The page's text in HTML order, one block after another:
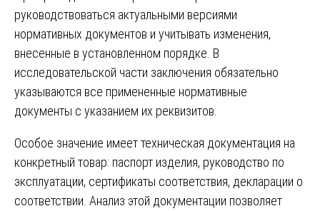
руководствоваться актуальными версиями
нормативных документов и учитывать изменения,
внесенные в установленном порядке. В
исследовательской части заключения обязательно
указываются все примененные нормативные
документы с указанием их реквизитов.
Особое значение имеет техническая документация на
конкретный товар: паспорт изделия, руководство по
эксплуатации, сертификаты соответствия, декларации о
соответствии. Анализ этой документации позволяет